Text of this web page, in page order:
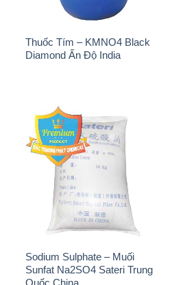
Thuốc Tím – KMNO4 Black
Diamond Ấn Độ India
Sodium Sulphate – Muối
Sunfat Na2SO4 Sateri Trung
Quốc China